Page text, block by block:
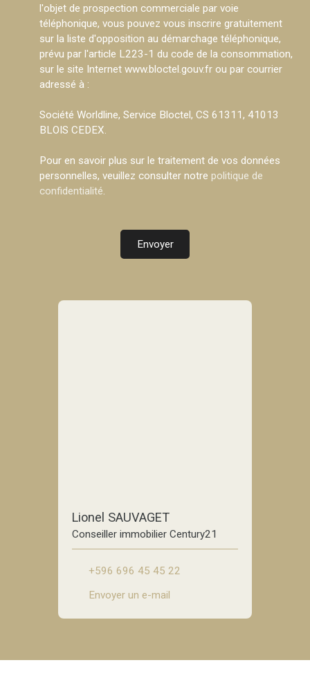
l'objet de prospection commerciale par voie
téléphonique, vous pouvez vous inscrire gratuitement
sur la liste d'opposition au démarchage téléphonique,
prévu par l'article L223-1 du code de la consommation,
sur le site Internet www.bloctel.gouv.fr ou par courrier
adressé à :
Société Worldline, Service Bloctel, CS 61311, 41013
BLOIS CEDEX.
Pour en savoir plus sur le traitement de vos données
personnelles, veuillez consulter notre politique de
confidentialité.
Envoyer
Lionel SAUVAGET
Conseiller immobilier Century21
+596 696 45 45 22
Envoyer un e-mail